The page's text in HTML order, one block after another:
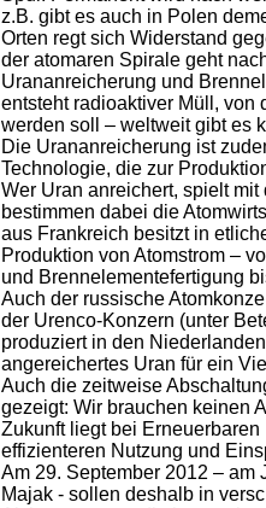
z.B. gibt es auch in Polen
Orten regt sich Widerstand
der atomaren Spirale geht
Urananreicherung und
entsteht radioaktiver Müll, von
werden soll – weltweit gibt es
Die Urananreicherung ist
Technologie, die zur
Wer Uran anreichert, spielt
bestimmen dabei die
aus Frankreich besitzt in
Produktion von Atomstrom –
und Brennelementefertigung
Auch der russische
der Urenco-Konzern (unter
produziert in den
angereichertes Uran für ein
Auch die zeitweise
gezeigt: Wir brauchen keinen
Zukunft liegt bei
effizienteren Nutzung und
Am 29. September 2012 – am
Majak - sollen deshalb in